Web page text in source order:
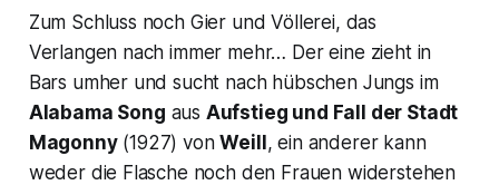
Zum Schluss noch Gier und Völlerei, das
Verlangen nach immer mehr… Der eine zieht in
Bars umher und sucht nach hübschen Jungs im
Alabama Song aus Aufstieg und Fall der Stadt
Magonny(1927) vonWeill, ein anderer kann
weder die Flasche noch den Frauen widerstehen